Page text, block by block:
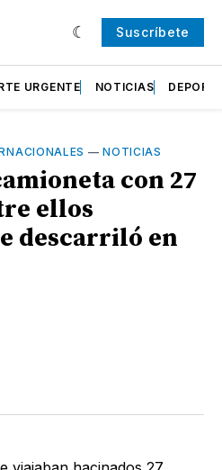
Suscríbete
URGENTE NOTICIAS
—NOTICIAS
con 27
ellos
descarriló en